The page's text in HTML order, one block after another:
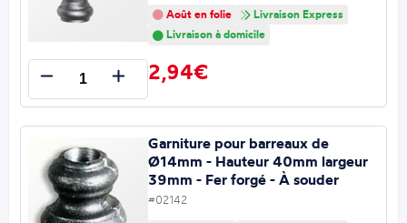
Août en folie
Livraison Express
Livraison à domicile
2,94€
Garniture pour barreaux de
Ø14mm - Hauteur 40mm largeur
39mm - Fer forgé - À souder
#02142